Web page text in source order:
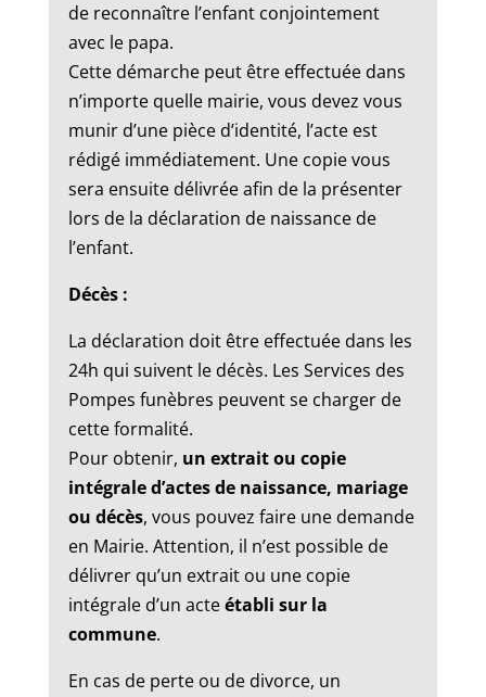
de reconnaître l’enfant conjointement
avec le papa.
Cette démarche peut être effectuée dans
n’importe quelle mairie, vous devez vous
munir d’une pièce d’identité, l’acte est
rédigé immédiatement. Une copie vous
sera ensuite délivrée afin de la présenter
lors de la déclaration de naissance de
l’enfant.
Décès :
La déclaration doit être effectuée dans les
24h qui suivent le décès. Les Services des
Pompes funèbres peuvent se charger de
cette formalité.
Pour obtenir, un extrait ou copie
intégrale d’actes de naissance, mariage
ou décès, vous pouvez faire une demande
en Mairie. Attention, il n’est possible de
délivrer qu’un extrait ou une copie
intégrale d’un acteétabli sur la
commune.
En cas de perte ou de divorce, un